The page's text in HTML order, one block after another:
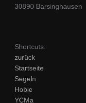
30890 Barsinghausen
Shortcuts:
zurück
Startseite
Segeln
Hobie
YCMa